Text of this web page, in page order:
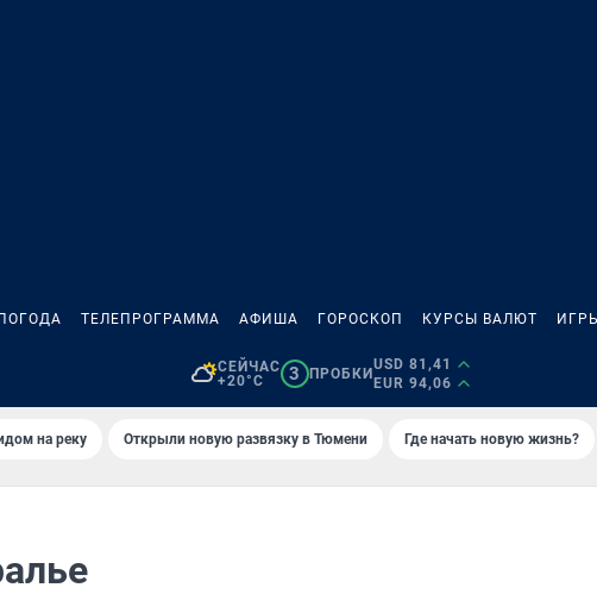
ПОГОДА ТЕЛЕПРОГРАММА АФИША ГОРОСКОП КУРСЫ ВАЛЮТ
СЕЙЧАС
+20°C
3 ПРОБКИ
USD 81,41
EUR 94,06
на реку Открыли новую развязку в Тюмени Где начать новую жизнь?